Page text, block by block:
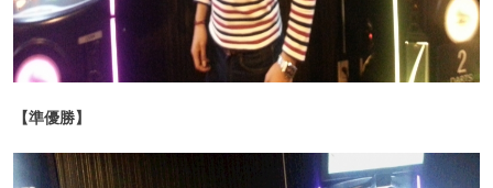
【準優勝】